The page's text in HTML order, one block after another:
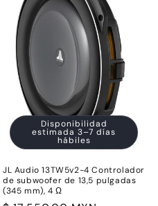
Disponibilidad
estimada 3–7 días
hábiles
JL Audio 13TW5v2-4 Controlador
de subwoofer de 13,5 pulgadas
(345 mm), 4 Ω